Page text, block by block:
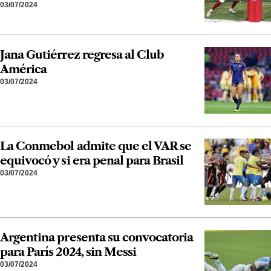
03/07/2024
Jana Gutiérrez regresa al Club
América
03/07/2024
La Conmebol admite que el VAR se
equivocó y si era penal para Brasil
03/07/2024
Argentina presenta su convocatoria
para París 2024, sin Messi
03/07/2024